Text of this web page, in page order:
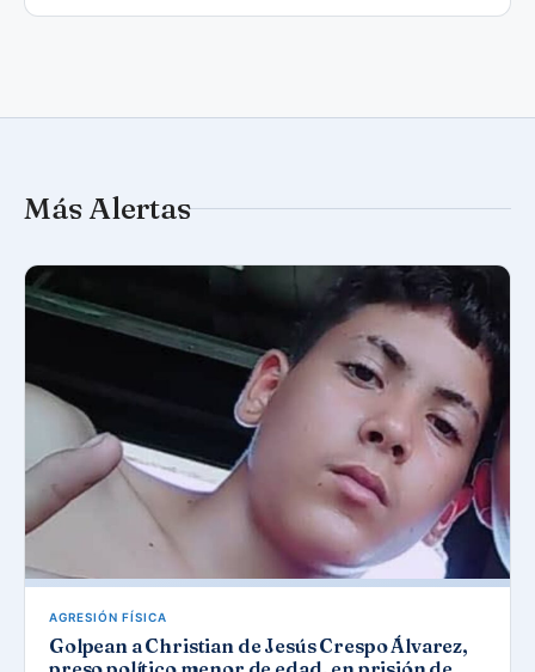
Más Alertas
AGRESIÓN FÍSICA
Golpean a Christian de Jesús Crespo Álvarez,